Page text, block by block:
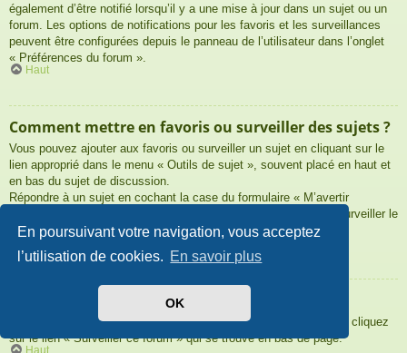
En poursuivant votre navigation, vous acceptez
l’utilisation de cookies. En savoir plus
OK
également d’être notifié lorsqu’il y a une mise à jour dans un sujet ou un
forum. Les options de notifications pour les favoris et les surveillances
peuvent être configurées depuis le panneau de l’utilisateur dans l’onglet
« Préférences du forum ».
Haut
Comment mettre en favoris ou surveiller des sujets ?
Vous pouvez ajouter aux favoris ou surveiller un sujet en cliquant sur le
lien approprié dans le menu « Outils de sujet », souvent placé en haut et
en bas du sujet de discussion.
Répondre à un sujet en cochant la case du formulaire « M’avertir
lorsqu’une réponse est postée » vous permettra également de surveiller le
sujet.
Haut
Comment surveiller des forums ?
Pour surveiller un forum en particulier, une fois entré sur celui-ci, cliquez
sur le lien « Surveiller ce forum » qui se trouve en bas de page.
Haut